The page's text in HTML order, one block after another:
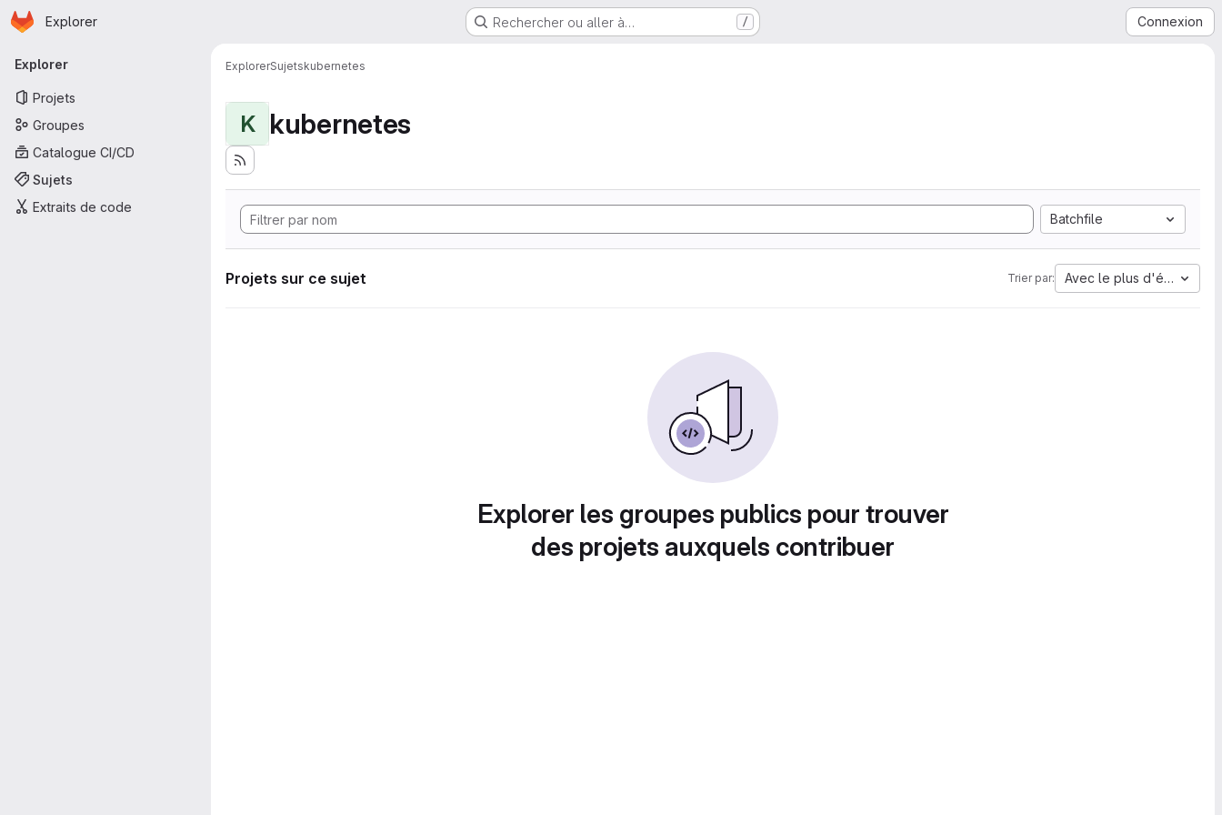
Passer au contenu principal
Page d'accueil
Explorer Rechercher ou aller à… / Connexion
Navigation principale
Explorer
Projets
Groupes
Catalogue CI/CD
Sujets
Extraits de code
ExplorerSujetskubernetes
K kubernetes
Batchfile
Projets sur ce sujet Trier par: Avec le plus d'étoiles
Explorer les groupes publics pour trouver
des projets auxquels contribuer